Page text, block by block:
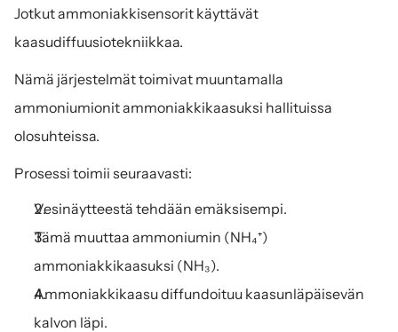
Jotkut ammoniakkisensorit käyttävät
kaasudiffuusiotekniikkaa.
Nämä järjestelmät toimivat muuntamalla
ammoniumionit ammoniakkikaasuksi hallituissa
olosuhteissa.
Prosessi toimii seuraavasti:
Vesinäytteestä tehdään emäksisempi.
Tämä muuttaa ammoniumin (NH₄⁺)
ammoniakkikaasuksi (NH₃).
Ammoniakkikaasu diffundoituu kaasunläpäisevän
kalvon läpi.